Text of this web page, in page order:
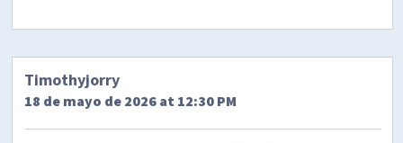
Timothyjorry
18 de mayo de 2026 at 12:30 PM